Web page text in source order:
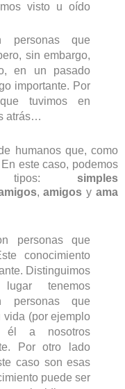
visto u oído
que
sin embargo,
en un pasado
importante. Por
tuvimos en
atrás…
humanos que, como
este caso, podemos
tipos: simples
,amigos yama
personas que
conocimiento
Distinguimos
tenemos
que
vida (por ejemplo
a nosotros
Por otro lado
caso son esas
puede ser